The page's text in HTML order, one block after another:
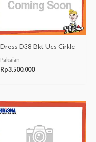
Dress D38 Bkt Ucs Cirkle
Pakaian
Rp3.500.000